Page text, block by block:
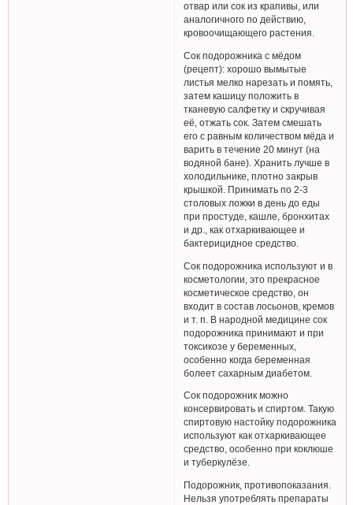
отвар или сок из крапивы, или
аналогичного по действию,
кровоочищающего растения.
Сок подорожника с мёдом
(рецепт): хорошо вымытые
листья мелко нарезать и помять,
затем кашицу положить в
тканевую салфетку и скручивая
её, отжать сок. Затем смешать
его с равным количеством мёда и
варить в течение 20 минут (на
водяной бане). Хранить лучше в
холодильнике, плотно закрыв
крышкой. Принимать по 2-3
столовых ложки в день до еды
при простуде, кашле, бронхитах
и др., как отхаркивающее и
бактерицидное средство.
Сок подорожника используют и в
косметологии, это прекрасное
косметическое средство, он
входит в состав лосьонов, кремов
и т. п. В народной медицине сок
подорожника принимают и при
токсикозе у беременных,
особенно когда беременная
болеет сахарным диабетом.
Сок подорожник можно
консервировать и спиртом. Такую
спиртовую настойку подорожника
используют как отхаркивающее
средство, особенно при коклюше
и туберкулёзе.
Подорожник, противопоказания.
Нельзя употреблять препараты